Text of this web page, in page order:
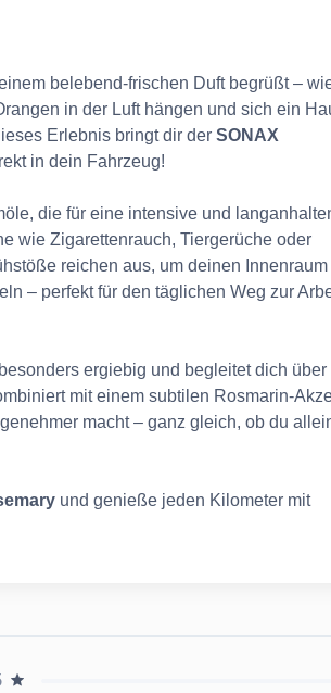
belebend-frischen Duft begrüßt –
in der Luft hängen und sich ein
Erlebnis bringt dir der SONAX
in dein Fahrzeug!
die für eine intensive und
wie Zigarettenrauch, Tiergerüche oder
reichen aus, um deinen Innenraum
– perfekt für den täglichen Weg zur
ergiebig und begleitet dich
mit einem subtilen Rosmarin-
macht – ganz gleich, ob du
und genieße jeden Kilometer mit